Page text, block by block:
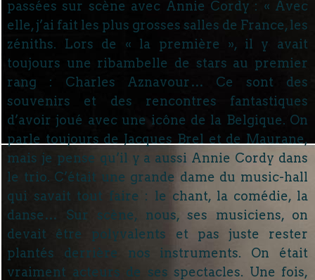
passées sur scène avec Annie Cordy : « Avec
elle, j’ai fait les plus grosses salles de France, les
zéniths. Lors de « la première », il y avait
toujours une ribambelle de stars au premier
rang : Charles Aznavour… Ce sont des
souvenirs et des rencontres fantastiques
d’avoir joué avec une icône de la Belgique. On
parle toujours de Jacques Brel et de Maurane,
mais je pense qu’il y a aussi Annie Cordy dans
le trio. C’était une grande dame du music-hall
qui savait tout faire : le chant, la comédie, la
danse… Sur scène, nous, ses musiciens, on
devait être polyvalents et pas juste rester
plantés derrière nos instruments. On était
vraiment acteurs de ses spectacles. Une fois,